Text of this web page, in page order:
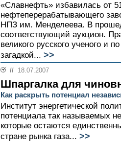
«Славнефть» избавилась от
нефтеперерабатывающего
НПЗ им. Менделеева. В
соответствующий аукцион.
великого русского ученого и
загадкой... >>
// 18.07.2007
Шпаргалка для
Как раскрыть потенциал
Институт энергетической
потенциала так называемых
которые остаются
стране рынка газа... >>